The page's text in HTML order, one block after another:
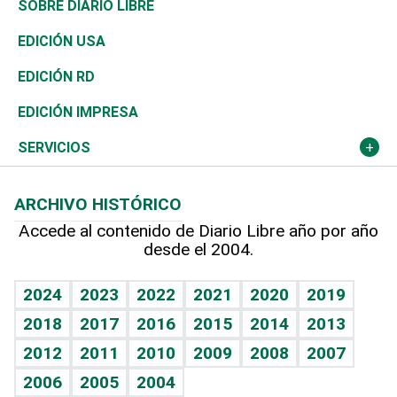
Reportajes
África
Ocenanía
Caribe
Resto del mundo
Vivienda
Telecom.
Global y variable
Economía personal
Buena Vida
Sociales
Novedades
Podcast Arte Libre
Hablando con el pediatra
Vida y familia
Eñe
Celebrando la vida
Sin complejos
Ciclismo
Tenis
Olimpismo
Más deportes
TBT Deportivo
De buena tinta
En Directo
El Espía
Noticiero Poteleche
Columnistas
Más firmas
Clima
Tecnología
Historia
Martes de tecnología
Cambio climático
Mundo
Economía
Revista
Deportes
Opinión
Hecho en casa
Guía del dinero
SOBRE DIARIO LIBRE
EDICIÓN USA
EDICIÓN RD
EDICIÓN IMPRESA
SERVICIOS
Cumpleaños
Horóscopos
Crucigramas
ARCHIVO HISTÓRICO
Accede al contenido de Diario Libre año por año
desde el 2004.
2024 2023 2022 2021 2020
2019
2018
2017 2016 2015 2014
2013
2012
2011 2010 2009 2008
2007
2006
2005 2004